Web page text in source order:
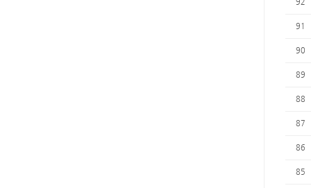
91
90
89
88
87
86
85